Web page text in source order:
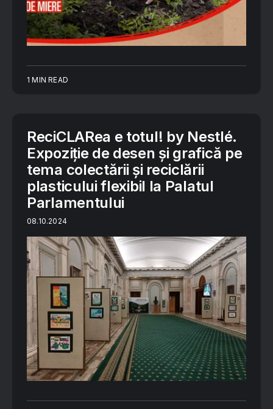
1 MIN READ
ReciCLARea e totul! by Nestlé.
Expoziție de desen și grafică pe
tema colectării și reciclării
plasticului flexibil la Palatul
Parlamentului
08.10.2024